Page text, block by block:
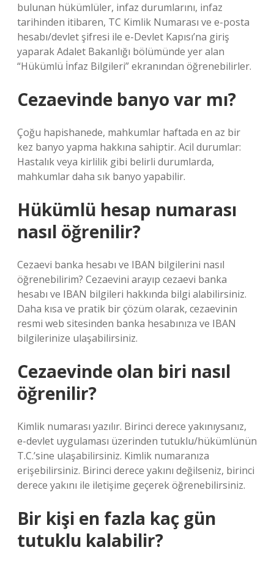
bulunan hükümlüler, infaz durumlarını, infaz
tarihinden itibaren, TC Kimlik Numarası ve e-posta
hesabı/devlet şifresi ile e-Devlet Kapısı’na giriş
yaparak Adalet Bakanlığı bölümünde yer alan
“Hükümlü İnfaz Bilgileri” ekranından öğrenebilirler.
Cezaevinde banyo var mı?
Çoğu hapishanede, mahkumlar haftada en az bir
kez banyo yapma hakkına sahiptir. Acil durumlar:
Hastalık veya kirlilik gibi belirli durumlarda,
mahkumlar daha sık banyo yapabilir.
Hükümlü hesap numarası
nasıl öğrenilir?
Cezaevi banka hesabı ve IBAN bilgilerini nasıl
öğrenebilirim? Cezaevini arayıp cezaevi banka
hesabı ve IBAN bilgileri hakkında bilgi alabilirsiniz.
Daha kısa ve pratik bir çözüm olarak, cezaevinin
resmi web sitesinden banka hesabınıza ve IBAN
bilgilerinize ulaşabilirsiniz.
Cezaevinde olan biri nasıl
öğrenilir?
Kimlik numarası yazılır. Birinci derece yakınıysanız,
e-devlet uygulaması üzerinden tutuklu/hükümlünün
T.C.’sine ulaşabilirsiniz. Kimlik numaranıza
erişebilirsiniz. Birinci derece yakını değilseniz, birinci
derece yakını ile iletişime geçerek öğrenebilirsiniz.
Bir kişi en fazla kaç gün
tutuklu kalabilir?